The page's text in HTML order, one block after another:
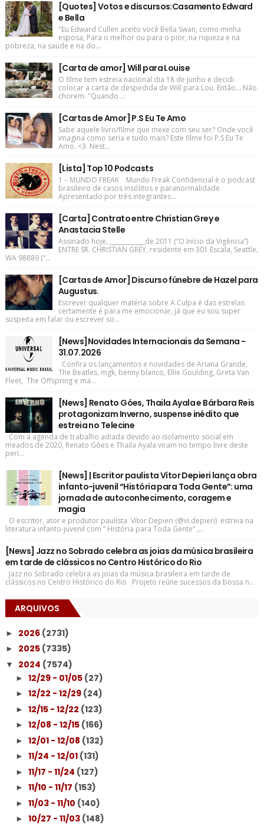
[Quotes] Votos e discursos:Casamento Edward
e Bella
"Eu Edward Cullen aceito você Bella Swan, como minha
esposa, Para o melhor ou para o pior, na riqueza e na
pobreza, na saúde e na do...
[Carta de amor] Will para Louise
O filme tem estreia nacional dia 18 de junho e decidi
colocar a carta de despedida de Will para Lou. Então... Não
chorem. "Quando ...
[Cartas de Amor] P.S Eu Te Amo
Sabe aquele livro/filme que mexe com seu ser? Onde você
imagina como seria e tudo mais? Este filme foi P.S Eu Te
Amo. <3 Nest...
[Lista] Top 10 Podcasts
1 – MUNDO FREAK Mundo Freak Confidencial é o podcast
brasileiro de casos insólitos e paranormalidade.
Apresentado por três integrantes...
[Carta] Contrato entre Christian Grey e
Anastacia Stelle
Assinado hoje, ____________de 2011 (“O Início da Vigência”)
ENTRE SR. CHRISTIAN GREY, residente em 301 Escala, Seattle,
WA 98889 (“...
[Cartas de Amor] Discurso fúnebre de Hazel para
Augustus.
Escrever qualquer matéria sobre A Culpa é das estrelas
certamente é para me emocionar, já que eu sou super
suspeita em falar ou escrever so...
[News]Novidades Internacionais da Semana -
31.07.2026
Confira os lançamentos e novidades de Ariana Grande,
The Beatles, mgk, benny blanco, Ellie Goulding, Greta Van
Fleet, The Offspring e ma...
[News] Renato Góes, Thaila Ayala e Bárbara Reis
protagonizam Inverno, suspense inédito que
estreia no Telecine
Com a agenda de trabalho adiada devido ao isolamento social em
meados de 2020, Renato Góes e Thaila Ayala viram no tempo livre deste
perí...
[News] | Escritor paulista Vítor Depieri lança obra
infanto-juvenil “História para Toda Gente”: uma
jornada de autoconhecimento, coragem e
magia
O escritor, ator e produtor paulista Vítor Depieri (@vi.depieri) estreia na
literatura infanto-juvenil com “ História para Toda Gente” ,...
[News] Jazz no Sobrado celebra as joias da música brasileira
em tarde de clássicos no Centro Histórico do Rio
Jazz no Sobrado celebra as joias da música brasileira em tarde de
clássicos no Centro Histórico do Rio Projeto reúne sucessos da bossa n...
ARQUIVOS
► 2026 (2731)
► 2025 (7335)
▼ 2024 (7574)
► 12/29 - 01/05 (27)
► 12/22 - 12/29 (24)
► 12/15 - 12/22 (123)
► 12/08 - 12/15 (166)
► 12/01 - 12/08 (132)
► 11/24 - 12/01 (131)
► 11/17 - 11/24 (127)
► 11/10 - 11/17 (153)
► 11/03 - 11/10 (140)
► 10/27 - 11/03 (148)